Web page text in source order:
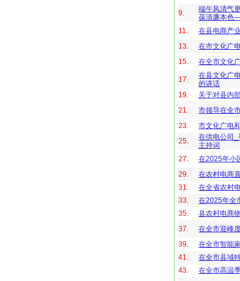
9.
端午风清气
葆清廉本色
11.
在县电商产
13.
在市文化广
15.
在全市文化
17.
在县文化广
的讲话
19.
关于对县内
21.
市领导在全
23.
市文化广电
25.
在供电公司
主持词
27.
在2025年小
29.
在农村电商
31.
在全省农村
33.
在2025年全
35.
县农村电商
37.
在全市迎峰
39.
在全市智能
41.
在全市县域
43.
在全市高温